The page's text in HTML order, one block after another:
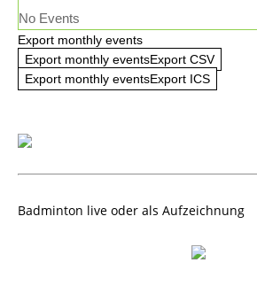
No Events
Export monthly events
Export monthly eventsExport CSV
Export monthly eventsExport ICS
Badminton live oder als Aufzeichnung